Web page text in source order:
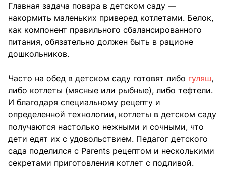
Главная задача повара в детском саду —
накормить маленьких приверед котлетами. Белок,
как компонент правильного сбалансированного
питания, обязательно должен быть в рационе
дошкольников.
Часто на обед в детском саду готовят либо гуляш,
либо котлеты (мясные или рыбные), либо тефтели.
И благодаря специальному рецепту и
определенной технологии, котлеты в детском саду
получаются настолько нежными и сочными, что
дети едят их с удовольствием. Педагог детского
сада поделился с Parents рецептом и несколькими
секретами приготовления котлет с подливой.